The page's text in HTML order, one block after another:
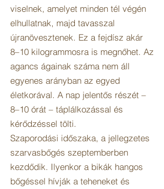
viselnek, amelyet minden tél végén
elhullatnak, majd tavasszal
újranövesztenek. Ez a fejdísz akár
8–10 kilogrammosra is megnőhet. Az
agancs ágainak száma nem áll
egyenes arányban az egyed
életkorával. A nap jelentős részét –
8–10 órát – táplálkozással és
kérődzéssel tölti.
Szaporodási időszaka, a jellegzetes
szarvasbőgés szeptemberben
kezdődik. Ilyenkor a bikák hangos
bőgéssel hívják a teheneket és